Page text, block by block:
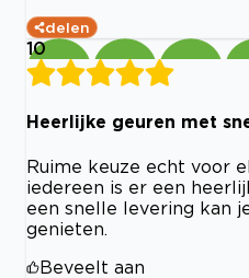
delen
10
Heerlijke geuren met
Ruime keuze echt voor
iedereen is er een
een snelle levering kan
genieten.
Beveelt aan